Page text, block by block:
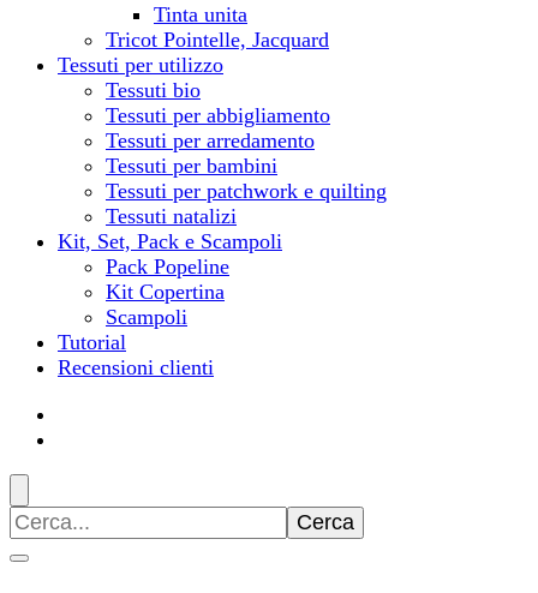
Tinta unita
Tricot Pointelle, Jacquard
Tessuti per utilizzo
Tessuti bio
Tessuti per abbigliamento
Tessuti per arredamento
Tessuti per bambini
Tessuti per patchwork e quilting
Tessuti natalizi
Kit, Set, Pack e Scampoli
Pack Popeline
Kit Copertina
Scampoli
Tutorial
Recensioni clienti
Ricerca
per: